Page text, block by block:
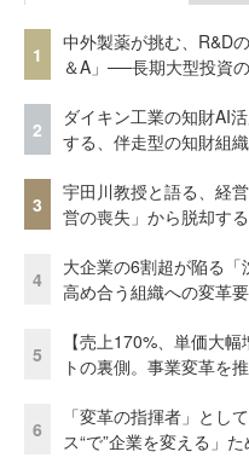
1
中外製薬が挑む、R&D
＆A」──長期大型投資
2
ダイキン工業の知財AI
する、伴走型の知財組
3
宇田川教授と語る、経
営の喪失」から脱却す
4
大企業の6割超が陥る「
高め合う組織への変革
5
【売上170%、単価大
トの裏側。事業変革を
6
「変革の指揮者」とし
ス“で”企業を変える」